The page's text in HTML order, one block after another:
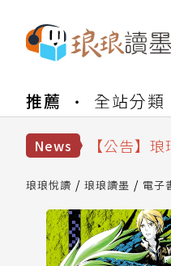
推薦 全站分類
News
【公告】
【公告】
【公告】琅
琅琅悅讀 琅琅讀墨 電子